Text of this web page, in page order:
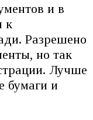
и в
к
Разрешено
но так
Лучше
бумаги и